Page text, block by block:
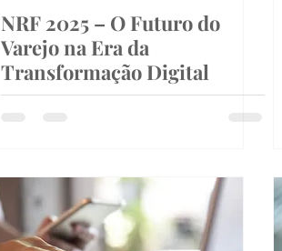
NRF 2025 – O Futuro do
Varejo na Era da
Transformação Digital